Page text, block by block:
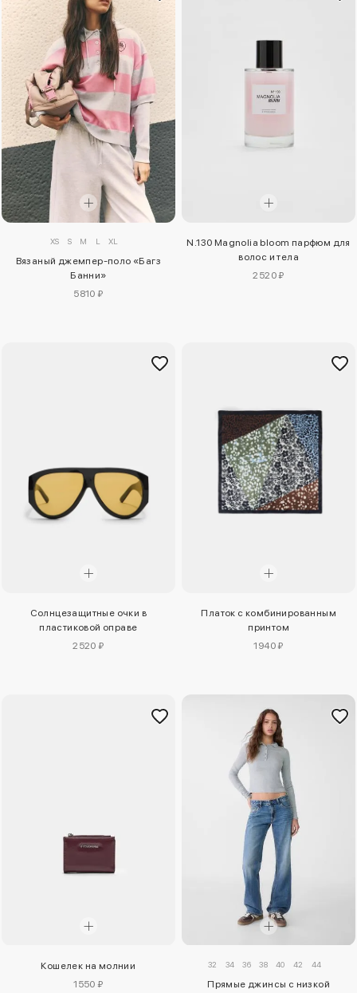
XS S M L XL
Вязаный джемпер-поло «Багз
Банни»
5810 ₽
N.130 Magnolia bloom парфюм для
волос и тела
2520 ₽
Солнцезащитные очки в
пластиковой оправе
2520 ₽
Платок с комбинированным
принтом
1940 ₽
Кошелек на молнии
1550 ₽
32 34 36 38 40 42 44
Прямые джинсы с низкой